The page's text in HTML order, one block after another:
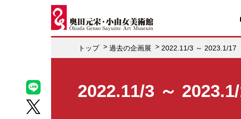
トップ 過去の企画展 2022.11/3 ～ 2023.1/
2022.11/3 ～